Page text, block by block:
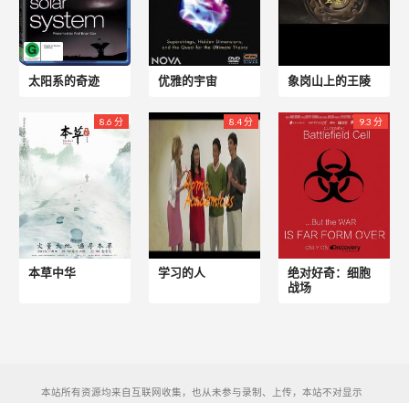
太阳系的奇迹 优雅的宇宙 象岗山上的王陵
8.6 分
本草中华
8.4 分
学习的人
9.3 分
绝对好奇：细胞
战场
本站所有资源均来自互联网收集，也从未参与录制、上传，本站不对显示